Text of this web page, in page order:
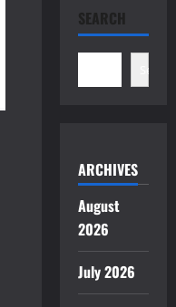
SEARCH
Search
ARCHIVES
August
2026
July 2026